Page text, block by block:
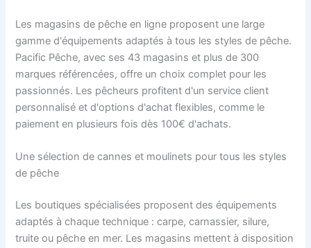
Les magasins de pêche en ligne proposent une large
gamme d'équipements adaptés à tous les styles de pêche.
Pacific Pêche, avec ses 43 magasins et plus de 300
marques référencées, offre un choix complet pour les
passionnés. Les pêcheurs profitent d'un service client
personnalisé et d'options d'achat flexibles, comme le
paiement en plusieurs fois dès 100€ d'achats.
Une sélection de cannes et moulinets pour tous les styles
de pêche
Les boutiques spécialisées proposent des équipements
adaptés à chaque technique : carpe, carnassier, silure,
truite ou pêche en mer. Les magasins mettent à disposition